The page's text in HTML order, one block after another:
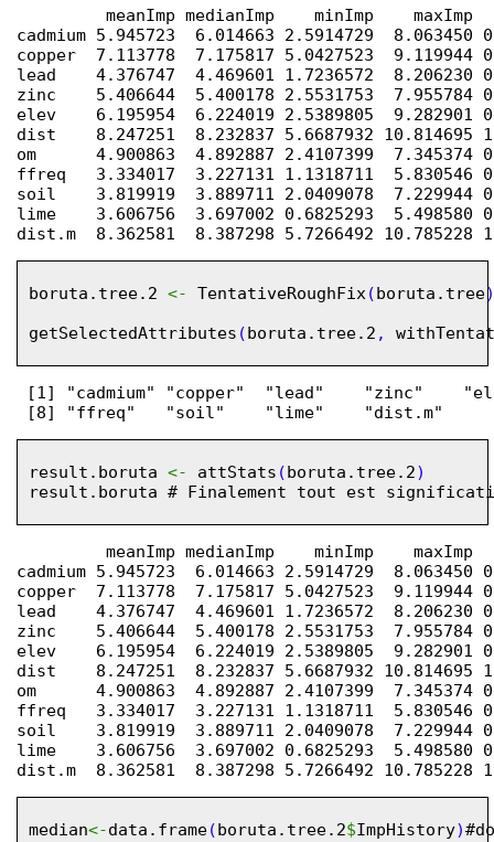
meanImp medianImp    minImp    maxImp
cadmium 5.945723  6.014663 2.5914729  8.063450
copper  7.113778  7.175817 5.0427523  9.119944
lead    4.376747  4.469601 1.7236572  8.206230
zinc    5.406644  5.400178 2.5531753  7.955784
elev    6.195954  6.224019 2.5389805  9.282901
dist    8.247251  8.232837 5.6687932 10.814695
om      4.900863  4.892887 2.4107399  7.345374
ffreq   3.334017  3.227131 1.1318711  5.830546
soil    3.819919  3.889711 2.0409078  7.229944
lime    3.606756  3.697002 0.6825293  5.498580
boruta.tree.2 <- TentativeRoughFix(boruta.tree)
getSelectedAttributes (boruta.tree.2 ,
[1] "cadmium" "copper"  "lead"    "zinc"
result.boruta <- attStats (boruta.tree.2)
result.boruta # Finalement tout est
meanImp medianImp    minImp    maxImp
cadmium 5.945723  6.014663 2.5914729  8.063450
copper  7.113778  7.175817 5.0427523  9.119944
lead    4.376747  4.469601 1.7236572  8.206230
zinc    5.406644  5.400178 2.5531753  7.955784
elev    6.195954  6.224019 2.5389805  9.282901
dist    8.247251  8.232837 5.6687932 10.814695
om      4.900863  4.892887 2.4107399  7.345374
ffreq   3.334017  3.227131 1.1318711  5.830546
soil    3.819919  3.889711 2.0409078  7.229944
lime    3.606756  3.697002 0.6825293  5.498580
median<-data.frame(boruta.tree.2$ImpHistory)